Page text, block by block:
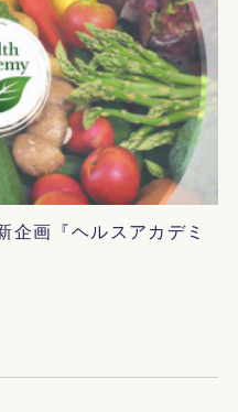
企画『ヘルスアカデミ